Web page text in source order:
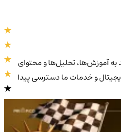
آموزش‌ها، تحلیل‌ها و محتوای
و خدمات ما دسترسی پیدا